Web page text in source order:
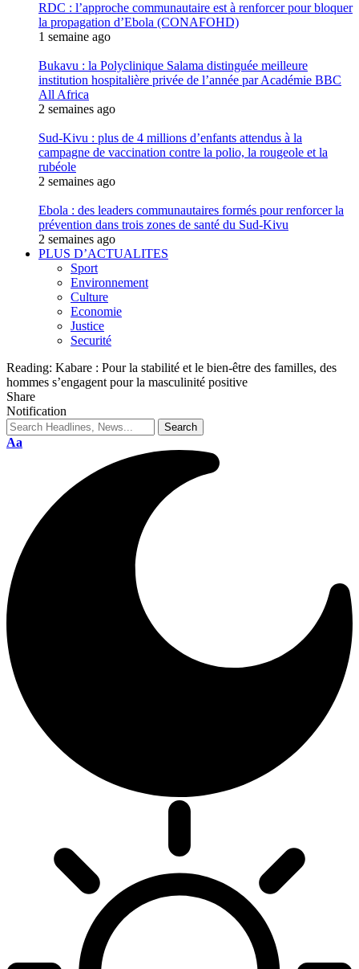
RDC : l’approche communautaire est à renforcer pour bloquer
la propagation d’Ebola (CONAFOHD)
1 semaine ago
Bukavu : la Polyclinique Salama distinguée meilleure
institution hospitalière privée de l’année par Académie BBC
All Africa
2 semaines ago
Sud-Kivu : plus de 4 millions d’enfants attendus à la
campagne de vaccination contre la polio, la rougeole et la
rubéole
2 semaines ago
Ebola : des leaders communautaires formés pour renforcer la
prévention dans trois zones de santé du Sud-Kivu
2 semaines ago
PLUS D’ACTUALITES
Sport
Environnement
Culture
Economie
Justice
Securité
Reading: Kabare : Pour la stabilité et le bien-être des familles, des
hommes s’engagent pour la masculinité positive
Share
Notification
Aa